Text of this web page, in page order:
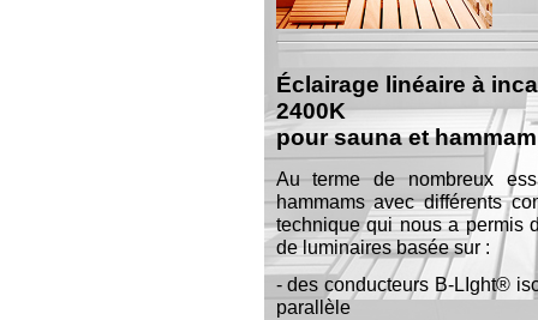
Éclairage linéaire à
2400K
pour sauna et
Au terme de nombreux
hammams avec différents
technique qui nous a permis
de luminaires basée sur :
- des conducteurs B-LIght®
parallèle